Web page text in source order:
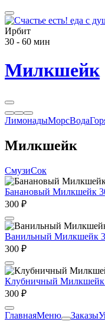
Ирбит
30 - 60 мин
Милкшейк
ЛимонадыМорсВода
Милкшейк
СмузиСок
Банановый Милкшейк
300 ₽
Ванильный Милкшейк
300 ₽
Клубничный Милкшейк
300 ₽
ГлавнаяМеню Заказы